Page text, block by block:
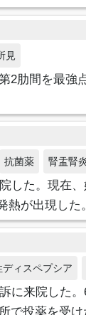
見
2肋間を最強
抗菌薬 腎盂腎
した。現在
が出現し
ディスペプシア
に来院した
で投薬を受